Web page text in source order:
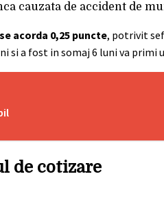
cauzata de accident de
acorda 0,25 puncte, potrivit
a fost in somaj 6 luni va primi
de cotizare